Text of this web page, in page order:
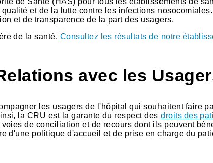
et de la lutte contre les infections
et de transparence de la part des usagers.
de la santé. Consultez les résultats de notre
avec les
les usagers de l'hôpital qui souhaitent faire
la CRU est la garante du respect desdroits des
de conciliation et de recours dont ils peuvent
d'une politique d'accueil et de prise en charge du